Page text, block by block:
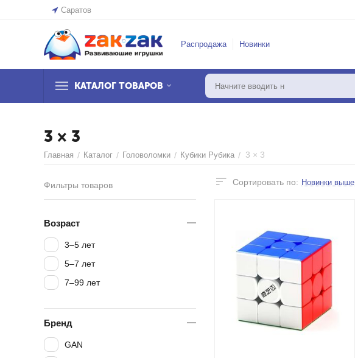
Саратов
Распродажа Новинки
КАТАЛОГ ТОВАРОВ
3 × 3
Главная / Каталог / Головоломки / Кубики Рубика / 3 × 3
Сортировать по: Новинки выше
Фильтры товаров
Возраст
3–5 лет
5–7 лет
7–99 лет
Бренд
GAN